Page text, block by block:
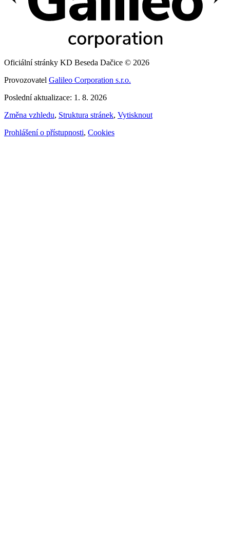
Oficiální stránky KD Beseda Dačice © 2026
Provozovatel Galileo Corporation s.r.o.
Poslední aktualizace: 1. 8. 2026
Změna vzhledu, Struktura stránek, Vytisknout
Prohlášení o přístupnosti, Cookies